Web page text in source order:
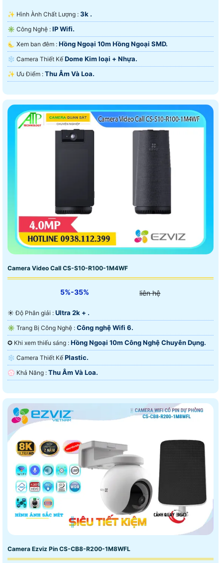
✨ Hình Ành Chất Lượng : 3k .
✳️ Công Nghệ : IP Wifi.
🌜 Xem ban đêm : Hồng Ngoại 10m Hồng Ngoại SMD.
❄ Camera Thiết Kế Dome Kim loại + Nhựa.
️✨ Ưu Điểm : Thu Âm Và Loa.
Camera Video Call CS-S10-R100-1M4WF
5%-35% liên hệ
☀️ Độ Phân giải : Ultra 2k + .
✳️ Trang Bị Công Nghệ : Công nghệ Wifi 6.
✪ Khi xem thiếu sáng : Hồng Ngoại 10m Công Nghệ Chuyên Dụng.
❄ Camera Thiết Kế Plastic.
️💮 Khả Năng : Thu Âm Và Loa.
Camera Ezviz Pin CS-CB8-R200-1M8WFL